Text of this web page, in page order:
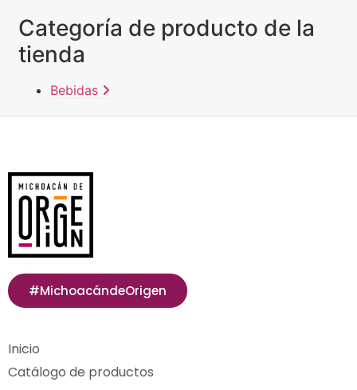
Categoría de producto de la
tienda
Bebidas
#MichoacándeOrigen
Inicio
Catálogo de productos